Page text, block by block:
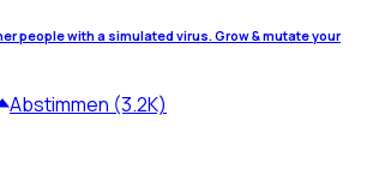
people with a simulated virus. Grow & mutate your
Abstimmen (3.2K)